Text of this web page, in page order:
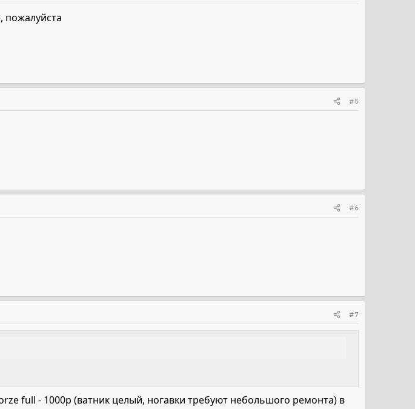
пожалуйста
#5
#6
#7
full - 1000р (ватник целый, ногавки требуют небольшого ремонта) в